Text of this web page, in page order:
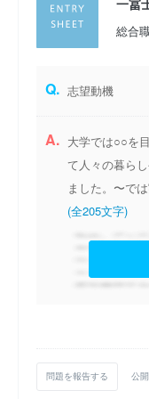
総合
Q. 志望動機
A. 大学では○○を
て人々の暮ら
ました。〜で
(全205文字)
問題を報告する 公